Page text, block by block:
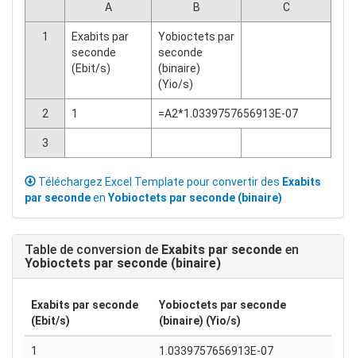
A B C
1
Exabits par
seconde
(Ebit/s)
Yobioctets par
seconde
(binaire)
(Yio/s)
2 1 =A2*1.0339757656913E-07
3
Téléchargez Excel Template pour convertir des Exabits
par secondeen Yobioctets par seconde (binaire)
Table de conversion de Exabits par seconde en
Yobioctets par seconde (binaire)
Exabits par seconde
(Ebit/s)
Yobioctets par seconde
(binaire) (Yio/s)
1 1.0339757656913E-07